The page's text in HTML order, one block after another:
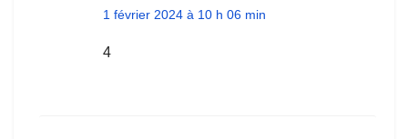
1 février 2024 à 10 h 06 min
4